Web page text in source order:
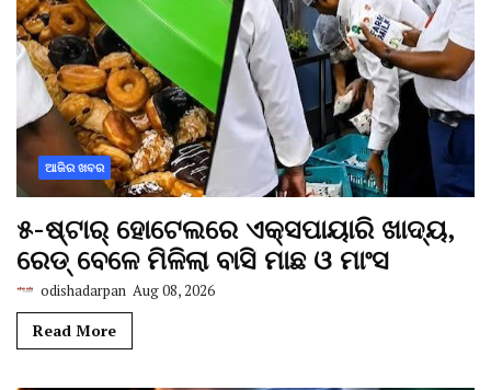
ଆଜିର ଖବର
୫-ଷ୍ଟାର୍ ହୋଟେଲରେ ଏକ୍ସପାୟାରି ଖାଦ୍ୟ,
ରେଡ୍ ବେଳେ ମିଳିଲା ବାସି ମାଛ ଓ ମାଂସ
odishadarpan Aug 08, 2026
Read More